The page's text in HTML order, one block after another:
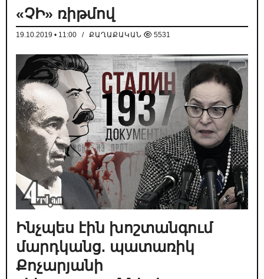
«ՉԻ» ռիթմով
19.10.2019 • 11:00 / ՔԱՂԱՔԱԿԱՆ 5531
Ինչպես էին խոշտանգում
մարդկանց. պատառիկ
Քոչարյանի